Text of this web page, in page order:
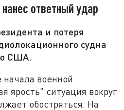
ответный удар
и потеря
судна
США.
военной
ярость" ситуация вокруг
обостряться. На